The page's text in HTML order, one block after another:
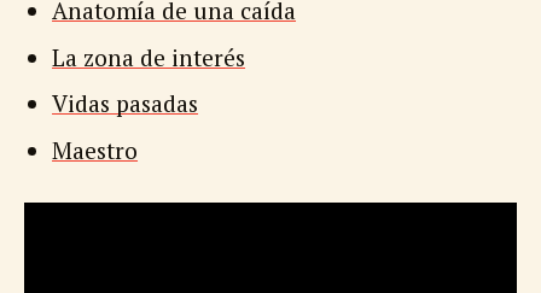
Anatomía de una caída
La zona de interés
Vidas pasadas
Maestro